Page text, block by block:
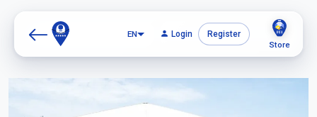
EN Login
Register
Store